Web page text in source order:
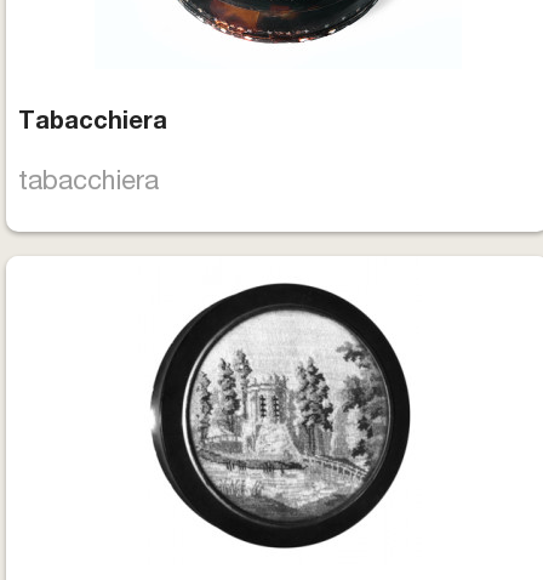
Tabacchiera
tabacchiera